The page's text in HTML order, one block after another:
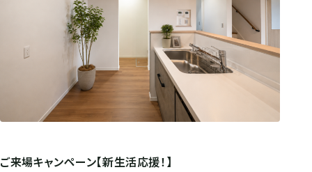
ご来場キャンペーン【新生活応援！】